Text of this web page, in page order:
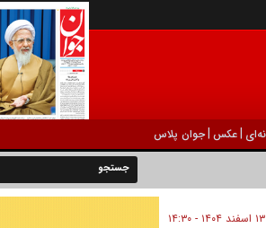
|عکس |جوان پلاس
۱۳ اسفند ۱۴۰۴ - ۱۴:۳۰